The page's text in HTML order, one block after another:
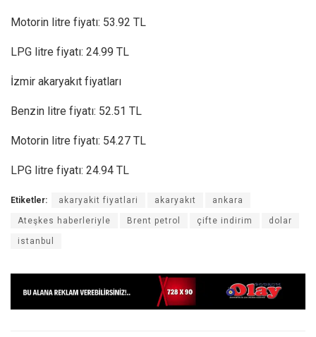
Motorin litre fiyatı: 53.92 TL
LPG litre fiyatı: 24.99 TL
İzmir akaryakıt fiyatları
Benzin litre fiyatı: 52.51 TL
Motorin litre fiyatı: 54.27 TL
LPG litre fiyatı: 24.94 TL
Etiketler: akaryakit fiyatlari akaryakıt ankara
Ateşkes haberleriyle Brent petrol çifte indirim dolar
istanbul